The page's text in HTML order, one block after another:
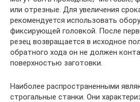
или отрезные. Для увеличения
рекомендуется использовать
фиксирующей головкой. После
резец возвращается в исходное
обратного хода он не должен
поверхностью заготовки.
Наиболее распространенными
строгальные станки. Они